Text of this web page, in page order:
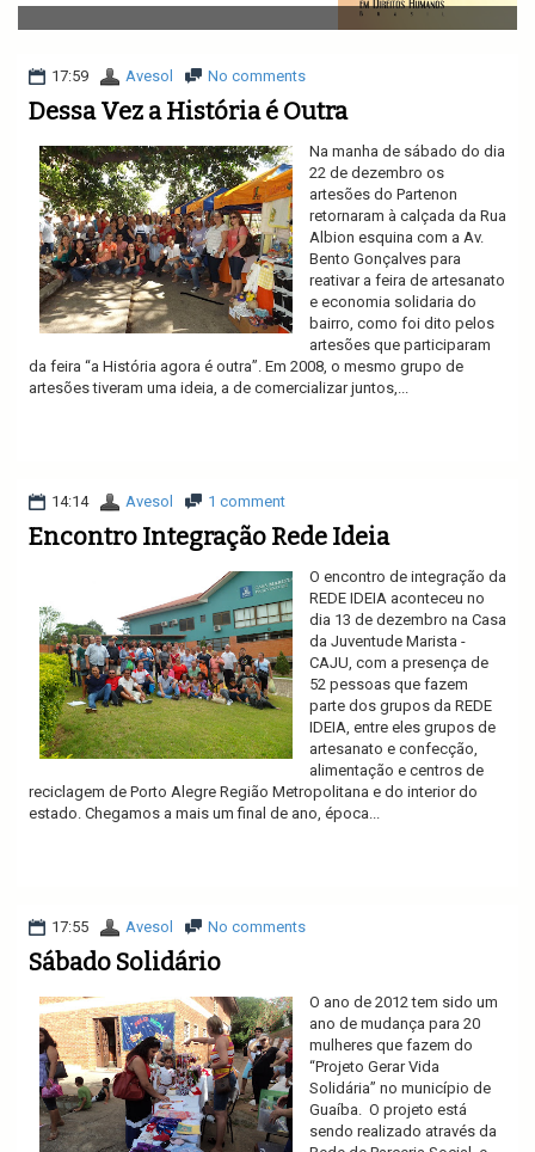
v
i
a
i
n
17:59 Avesol No comments
Dessa Vez a História é Outra
Na manha de sábado do dia
22 de dezembro os
artesões do Partenon
retornaram à calçada da Rua
Albion esquina com a Av.
Bento Gonçalves para
reativar a feira de artesanato
e economia solidaria do
bairro, como foi dito pelos
artesões que participaram
da feira “a História agora é outra”. Em 2008, o mesmo grupo de
artesões tiveram uma ideia, a de comercializar juntos,...
14:14 Avesol 1 comment
Encontro Integração Rede Ideia
O encontro de integração da
REDE IDEIA aconteceu no
dia 13 de dezembro na Casa
da Juventude Marista -
CAJU, com a presença de
52 pessoas que fazem
parte dos grupos da REDE
IDEIA, entre eles grupos de
artesanato e confecção,
alimentação e centros de
reciclagem de Porto Alegre Região Metropolitana e do interior do
estado. Chegamos a mais um final de ano, época...
17:55 Avesol No comments
Sábado Solidário
O ano de 2012 tem sido um
ano de mudança para 20
mulheres que fazem do
“Projeto Gerar Vida
Solidária” no município de
Guaíba. O projeto está
sendo realizado através da